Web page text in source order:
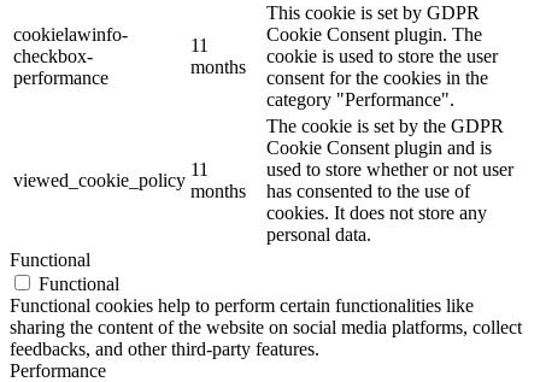
cookielawinfo-
checkbox-
performance
11
months
This cookie is set by GDPR
Cookie Consent plugin. The
cookie is used to store the user
consent for the cookies in the
category "Performance".
viewed_cookie_policy
11
months
The cookie is set by the GDPR
Cookie Consent plugin and is
used to store whether or not user
has consented to the use of
cookies. It does not store any
personal data.
Functional
Functional
Functional cookies help to perform certain functionalities like
sharing the content of the website on social media platforms, collect
feedbacks, and other third-party features.
Performance